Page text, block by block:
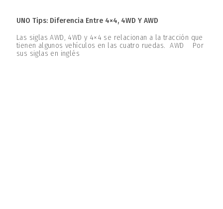
UNO Tips: Diferencia Entre 4×4, 4WD Y AWD
Las siglas AWD, 4WD y 4×4 se relacionan a la tracción que
tienen algunos vehículos en las cuatro ruedas. AWD Por
sus siglas en inglés